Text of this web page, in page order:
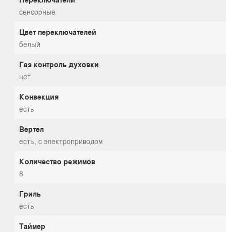
сенсорные
Цвет переключателей
белый
Газ контроль духовки
нет
Конвекция
есть
Вертел
есть, с электроприводом
Количество режимов
8
Гриль
есть
Таймер